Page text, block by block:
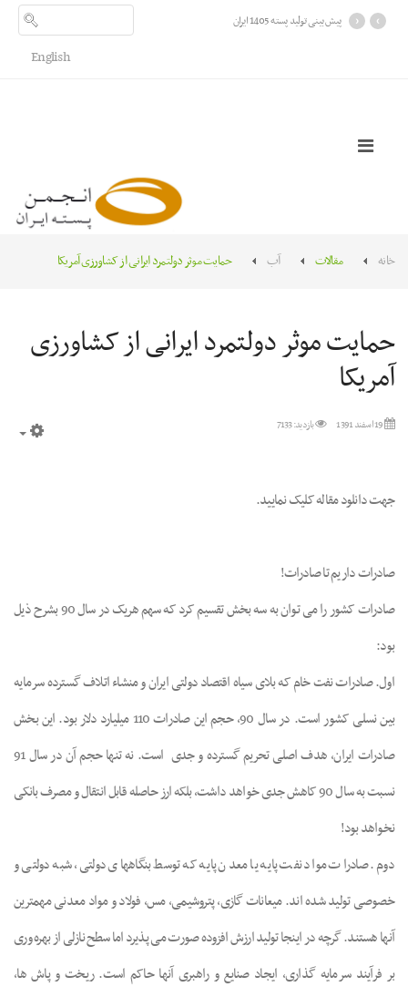
پیش بینی تولید پسته 1405 ایران ›
‹
English
خانه مقالات آب حمایت موثر دولتمرد ایرانی از کشاورزی آمریکا
حمایت موثر دولتمرد ایرانی از کشاورزی
آمریکا
19 اسفند 1391 بازدید: 7133
جهت دانلود مقاله کلیک نمایید.
صادرات داریم تا صادرات!
صادرات کشور را می توان به سه بخش تقسیم کرد که سهم هریک در سال 90 بشرح ذیل
بود:
اول. صادرات نفت خام که بلای سیاه اقتصاد دولتی ایران و منشاء اتلاف گسترده سرمایه
بین نسلی کشور است. در سال 90، حجم این صادرات 110 میلیارد دلار بود. این بخش
صادرات ایران، هدف اصلی تحریم گسترده و جدی
است. نه تنها حجم آن در سال 91
نسبت به سال 90 کاهش جدی خواهد داشت، بلکه ارز حاصله قابل انتقال و مصرف بانکی
نخواهد بود!
دوم. صادرات مواد نفت پایه یا معدن پایه که توسط بنگاههای دولتی، شبه دولتی و
خصوصی تولید شده اند. میعانات گازی، پتروشیمی، مس، فولاد و مواد معدنی مهمترین
آنها هستند. گرچه در اینجا تولید ارزش افزوده صورت می پذیرد اما سطح نازلی از بهره وری
بر فرآیند سرمایه گذاری، ایجاد صنایع و راهبری آنها حاکم است. ریخت و پاش ها،